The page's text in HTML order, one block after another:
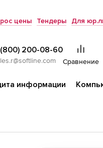
цены Тендеры Для
200-08-60
Сравнение
информации